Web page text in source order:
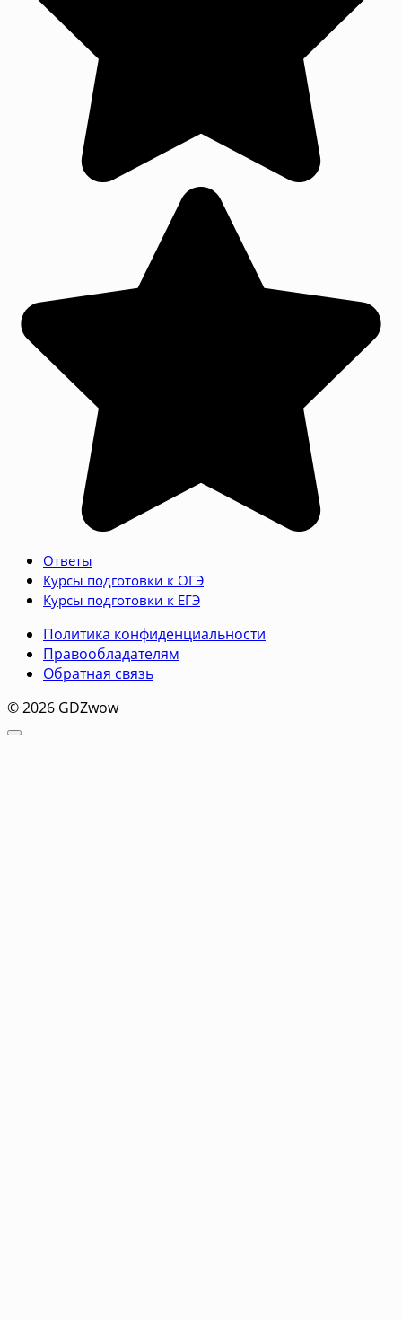
Ответы
Курсы подготовки к ОГЭ
Курсы подготовки к ЕГЭ
Политика конфиденциальности
Правообладателям
Обратная связь
© 2026 GDZwow